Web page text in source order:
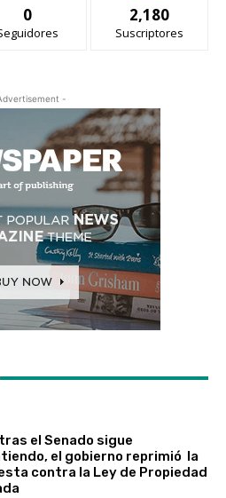
0 2,180
Suscriptores
-
el Senado sigue
el gobierno reprimió la
contra la Ley de Propiedad